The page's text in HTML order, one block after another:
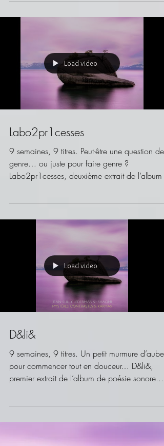
toi,...
Load video
Labo2pr1cesses
9 semaines, 9 titres. Peut-être une question de
genre… ou juste pour faire genre ?
poésie...
Load video
D&li&
9 semaines, 9 titres. Un petit murmure d’aube,
pour commencer tout en douceur… D&li&,